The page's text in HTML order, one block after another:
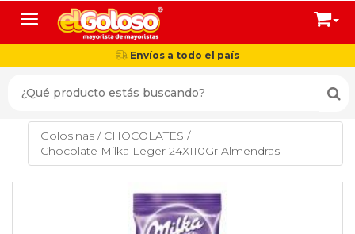
Toggle navigation
Envíos a todo el país
Golosinas / CHOCOLATES /
Chocolate Milka Leger 24X110Gr Almendras